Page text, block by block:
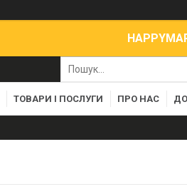
ТОВАРИ І ПОСЛУГИ ПРО НАС